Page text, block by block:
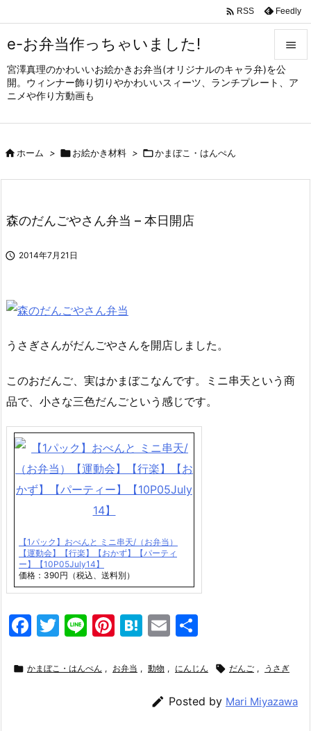
e-お弁当作っちゃいました!
宮澤真理のかわいいお絵かきお弁当(オリジナルのキャラ弁)を公
開。ウィンナー飾り切りやかわいいスィーツ、ランチプレート、ア
ニメや作り方動画も


メニュ
サイド

 RSS Feedly
ホーム > お絵かき材料 > かまぼこ・はんぺん
森のだんごやさん弁当 – 本日開店
 2014年7月21日
うさぎさんがだんごやさんを開店しました。
このおだんご、実はかまぼこなんです。ミニ串天という商
品で、小さな三色だんごという感じです。
【1パック】おべんと ミニ串天/（お弁当）
【運動会】【行楽】【おかず】【パーティ
ー】【10P05July14】
価格：390円（税込、送料別）
F
c
T
itt
Li
e
Pi
er
H
e
a
E
ai
l
 かまぼこ・はんぺん , お弁当 , 動物 , にんじん  だんご , うさぎ
 Posted by Mari Miyazawa